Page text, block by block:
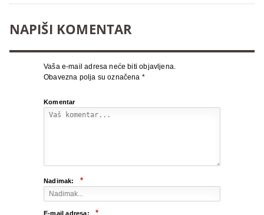
NAPIŠI KOMENTAR
Vaša e-mail adresa neće biti objavljena.
Obavezna polja su označena *
Komentar
Nadimak: *
E-mail adresa: *